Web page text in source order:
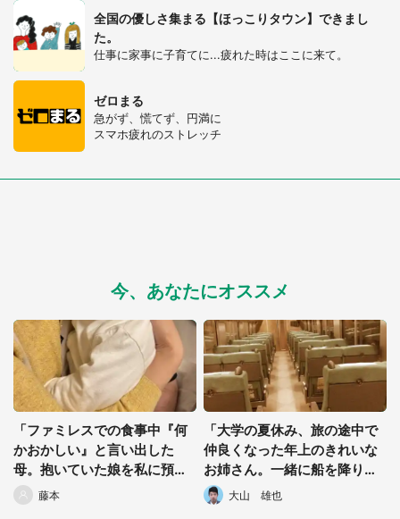
全国の優しさ集まる【ほっこりタウン】できまし
た。
仕事に家事に子育てに...疲れた時はここに来て。
ゼロまる
急がず、慌てず、円満に
スマホ疲れのストレッチ
今、あなたにオススメ
「ファミレスでの食事中『何
かおかしい』と言い出した
母。抱いていた娘を私に預け
た直後...」（千葉県・40代女
性）
藤本
「大学の夏休み、旅の途中で
仲良くなった年上のきれいな
お姉さん。一緒に船を降りる
と、黒塗りの車が..」 (大阪
府・70代男性)
大山 雄也